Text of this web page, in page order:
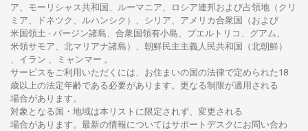
ア、 モーリシャス共和国、ルーマニア、 ロシア連邦および占領地 （クリ
ミア、ドネツク、ルハンシク）、シリア、 アメリカ合衆国
（および
米国領土 - バージン諸島、合衆国領有小島、プエルトリコ、グアム、
米領サモア、 北マリアナ諸島）、 朝鮮民主主義人民共和国
（北朝鮮）
、イラン 、ミャンマー 。
サービスを ご利用いただくには、お住まいの国の法律で定められた 18
歳以上の法定年齢である必要があります。 更なる制限が適用さ れる
場合があります。
対象となる 国 ・ 地域は本 リストに 限定さ れず、 変更さ れる
場合があります。 最新の情報についてはサポートデスクに お 問い合わ